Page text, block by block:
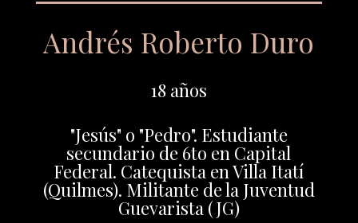
Andrés Roberto Duro
18 años
"Jesús" o "Pedro". Estudiante
secundario de 6to en Capital
Federal. Catequista en Villa Itatí
(Quilmes). Militante de la Juventud
Guevarista (JG)